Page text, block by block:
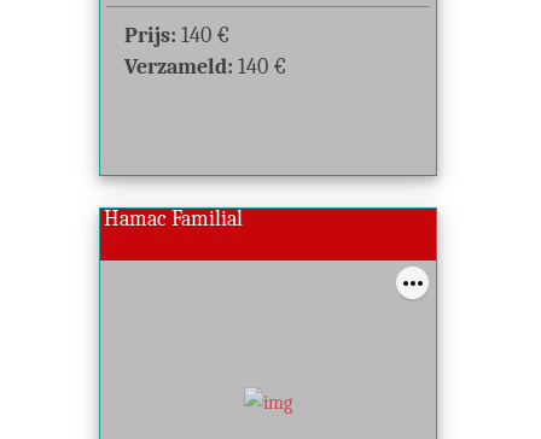
Prijs: 140 €
Verzameld: 140 €
Hamac Familial